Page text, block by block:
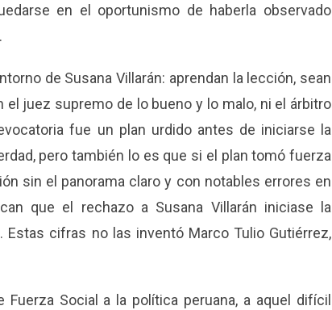
en el oportunismo de haberla observado
de Susana Villarán: aprendan la lección, sean
juez supremo de lo bueno y lo malo, ni el árbitro
fue un plan urdido antes de iniciarse la
pero también lo es que si el plan tomó fuerza
sin el panorama claro y con notables errores en
que el rechazo a Susana Villarán iniciase la
Estas cifras no las inventó Marco Tulio Gutiérrez,
Social a la política peruana, a aquel difícil